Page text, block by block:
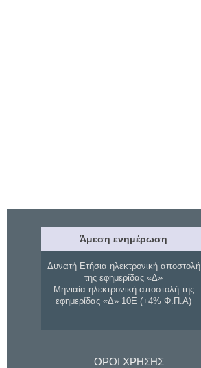
Άμεση ενημέρωση
Δυνατή Ετήσια ηλεκτρονική αποστολή
της εφημερίδας «Δ»
Μηνιαία ηλεκτρονική αποστολή της
εφημερίδας «Δ» 10Ε (+4% Φ.Π.Α)
ΟΡΟΙ ΧΡΗΣΗΣ